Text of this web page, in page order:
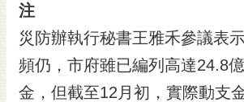
注
災防辦執行秘書王雅禾參議表
頻仍，市府雖已編列高達24.8
金，但截至12月初，實際動支